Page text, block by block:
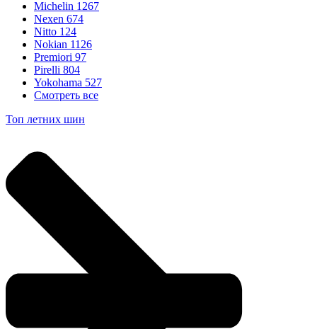
Michelin 1267
Nexen 674
Nitto 124
Nokian 1126
Premiori 97
Pirelli 804
Yokohama 527
Смотреть все
Топ летних шин